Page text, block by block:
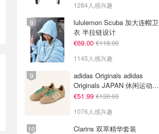
1284人感兴趣
lululemon Scuba 加大连帽卫
衣 半拉链设计
€69.00 €118.00
1145人感兴趣
adidas Originals adidas
Originals JAPAN 休闲运动鞋
米色
€51.99 €130.00
1076人感兴趣
Clarins 双萃精华套装